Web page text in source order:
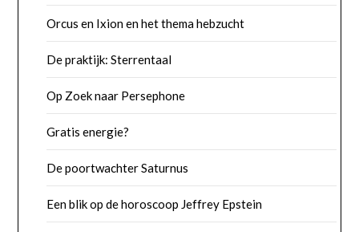
Orcus en Ixion en het thema hebzucht
De praktijk: Sterrentaal
Op Zoek naar Persephone
Gratis energie?
De poortwachter Saturnus
Een blik op de horoscoop Jeffrey Epstein